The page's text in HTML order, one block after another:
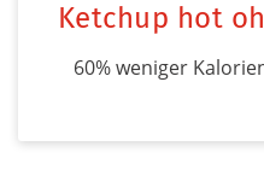
Ketchup hot
60% weniger